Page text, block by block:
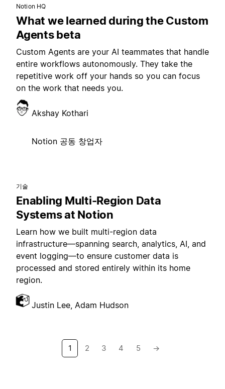
Notion HQ
What we learned during the Custom
Agents beta
Custom Agents are your AI teammates that handle
entire workflows autonomously. They take the
repetitive work off your hands so you can focus
on the work that needs you.
Akshay Kothari
Notion 공동 창업자
기술
Enabling Multi-Region Data
Systems at Notion
Learn how we built multi-region data
infrastructure—spanning search, analytics, AI, and
event logging—to ensure customer data is
processed and stored entirely within its home
region.
Justin Lee, Adam Hudson
1 2 3 4 5 →